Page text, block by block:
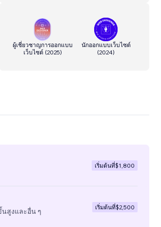
ผู้เชี่ยวชาญการออกแบบ
เว็บไซต์ (2025)
นักออกแบบเว็บไซต์
(2024)
เริ่มต้นที่$1,800
นสูงและอื่น ๆ
เริ่มต้นที่$2,500